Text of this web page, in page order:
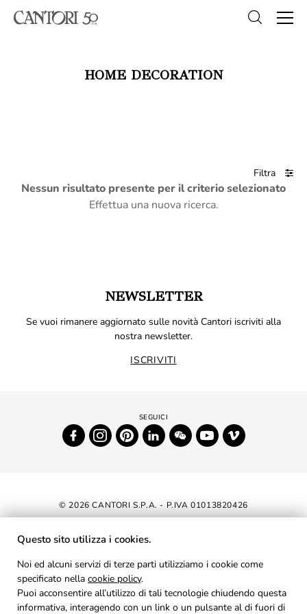
HOME DECORATION
Filtra
Nessun risultato presente per il criterio selezionato
Effettua una nuova ricerca.
NEWSLETTER
Se vuoi rimanere aggiornato sulle novità Cantori iscriviti alla
nostra newsletter.
ISCRIVITI
© 2026 CANTORI S.P.A. - P.IVA 01013820426
DICHIARAZIONE DI ACCESSIBILITÀ
AREA RISERVATA
PRIVACY
Questo sito utilizza i cookies.
Noi ed alcuni servizi di terze parti utilizziamo i cookie come
specificato nella cookie policy.
Puoi acconsentire all’utilizzo di tali tecnologie chiudendo questa
informativa, interagendo con un link o un pulsante al di fuori di